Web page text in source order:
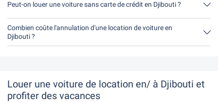
Louer une voiture de location en/ à Djibouti et
profiter des vacances
Peut-on louer une voiture sans carte de crédit en Djibouti ?
Non, malheureusement, il n'est actuellement pas possible de en
Djibouti louer une voiture sans carte de crédit.
Combien coûte l'annulation d'une location de voiture en
Djibouti ?
Jusqu'à 24 heures avant la location, l'annulation pendant les